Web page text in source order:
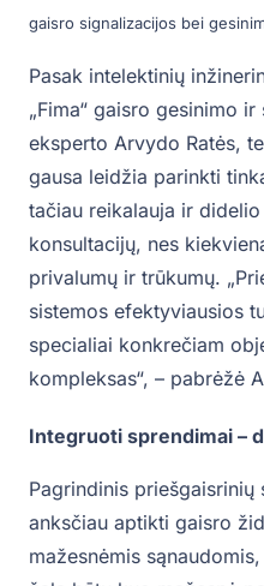
gaisro signalizacijos bei
Pasak intelektinių
„Fima“ gaisro gesinimo
eksperto Arvydo Ratės,
gausa leidžia parinkti
tačiau reikalauja ir
konsultacijų, nes
privalumų ir trūkumų.
sistemos efektyviausios
specialiai konkrečiam
kompleksas“, – pabrėžė
Integruoti sprendimai –
Pagrindinis priešgaisrinių
anksčiau aptikti gaisro
mažesnėmis